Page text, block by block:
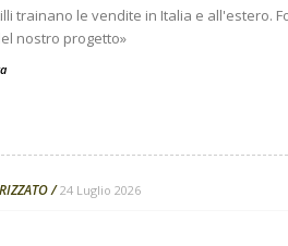
trainano le vendite in Italia e all'estero.
nostro progetto»
24 Luglio 2026